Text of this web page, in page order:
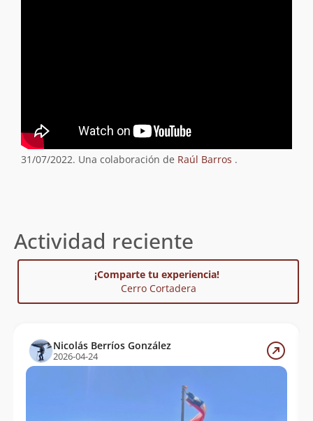
31/07/2022. Una colaboración de Raúl Barros .
Actividad reciente
¡Comparte tu experiencia!
Cerro Cortadera
Nicolás Berríos González
2026-04-24